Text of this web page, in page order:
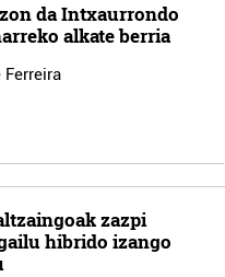
da Intxaurrondo
alkate berria
Ferreira
zazpi
hibrido izango